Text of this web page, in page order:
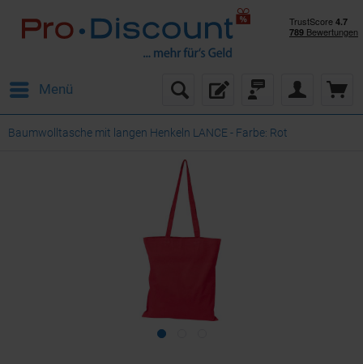
Menü
Baumwolltasche mit langen Henkeln LANCE - Farbe: Rot